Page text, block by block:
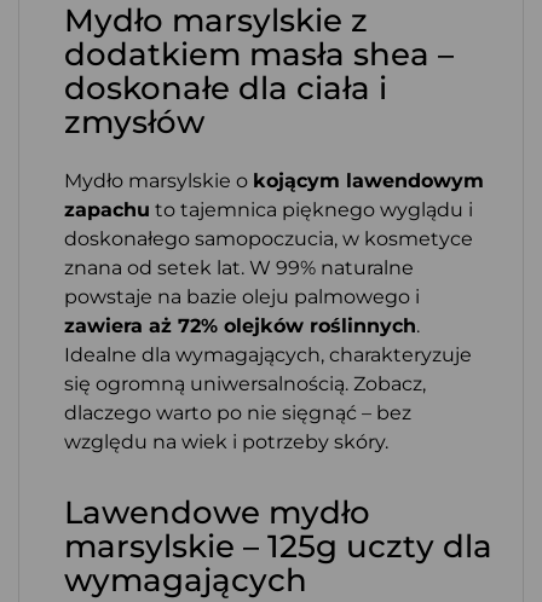
Mydło marsylskie z
dodatkiem masła shea –
doskonałe dla ciała i
zmysłów
Mydło marsylskie o kojącym lawendowym
zapachu to tajemnica pięknego wyglądu i
doskonałego samopoczucia, w kosmetyce
znana od setek lat. W 99% naturalne
powstaje na bazie oleju palmowego i
zawiera aż 72% olejków roślinnych.
Idealne dla wymagających, charakteryzuje
się ogromną uniwersalnością. Zobacz,
dlaczego warto po nie sięgnąć – bez
względu na wiek i potrzeby skóry.
Lawendowe mydło
marsylskie – 125g uczty dla
wymagających